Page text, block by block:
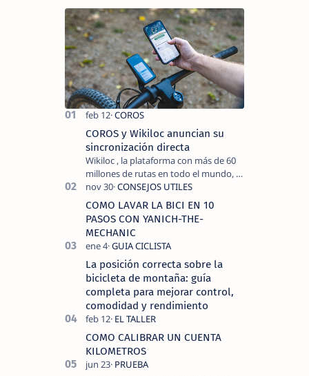
COROS y Wikiloc anuncian su
sincronización directa
Wikiloc , la plataforma con más de 60
millones de rutas en todo el mundo, y
COROS , marca de dispositivos GPS
reconocida mundialmente por su
tecnolo…
COMO LAVAR LA BICI EN 10
PASOS CON YANICH-THE-
MECHANIC
La posición correcta sobre la
bicicleta de montaña: guía
completa para mejorar control,
comodidad y rendimiento
COMO CALIBRAR UN CUENTA
KILOMETROS